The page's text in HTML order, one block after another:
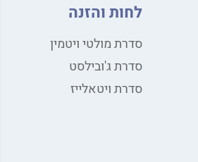
לחות והזנה
סדרת מולטי ויטמין
סדרת ג'ובילסט
סדרת ויטאלייז